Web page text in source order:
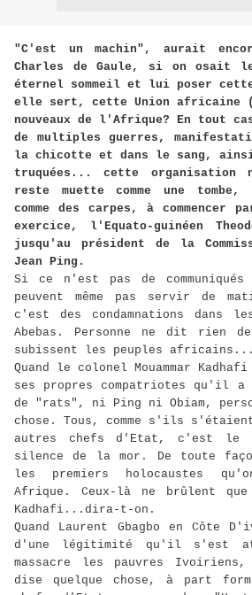
"C'est un machin", aurait
Charles de Gaule, si on osait
éternel sommeil et lui poser
elle sert, cette Union africaine
nouveaux de l'Afrique? En tout
de multiples guerres,
la chicotte et dans le sang,
truquées... cette
reste muette comme une
comme des carpes, à commencer
exercice, l'Equato-guinéen
jusqu'au président de la
Jean Ping.
Si ce n'est pas de
peuvent même pas servir de
c'est des condamnations dans
Abebas. Personne ne dit rien
subissent les peuples
Quand le colonel Mouammar
ses propres compatriotes qu'il
de "rats", ni Ping ni Obiam,
chose. Tous, comme s'ils
autres chefs d'Etat, c'est le
silence de la mor. De toute
les premiers holocaustes
Afrique. Ceux-là ne brûlent que
Kadhafi...dira-t-on.
Quand Laurent Gbagbo en Côte
d'une légitimité qu'il s'est
massacre les pauvres
dise quelque chose, à part